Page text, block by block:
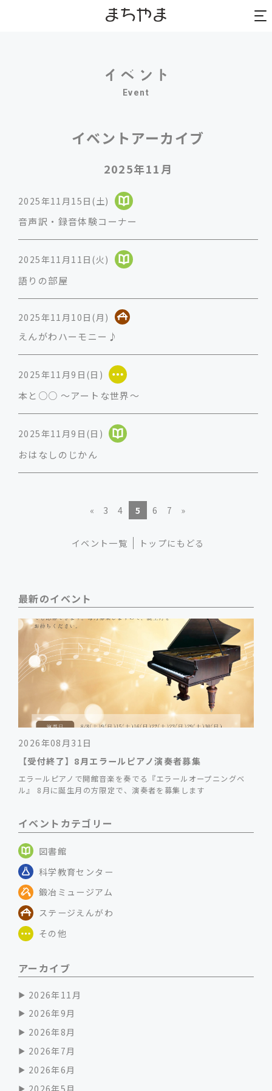
Event
イベントアーカイブ
2025年11月
2025年11月15日(土)
音声訳・録音体験コーナー
2025年11月11日(火)
語りの部屋
2025年11月10日(月)
えんがわハーモニー♪
2025年11月9日(日)
本と○○ ～アートな世界～
2025年11月9日(日)
おはなしのじかん
« 3 4 5 6 7 »
イベント一覧 トップにもどる
最新のイベント
2026年08月31日
【受付終了】8月エラールピアノ演奏者募集
エラールピアノで開館音楽を奏でる『エラールオープニングベ
ル』 8月に誕生月の方限定で、演奏者を募集します
イベントカテゴリー
図書館
科学教育センター
鍛冶ミュージアム
ステージえんがわ
その他
アーカイブ
2026年11月
2026年9月
2026年8月
2026年7月
2026年6月
2026年5月